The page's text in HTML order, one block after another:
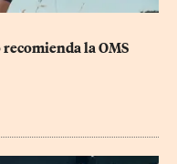
la OMS